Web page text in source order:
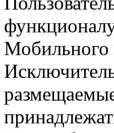
Мобильного